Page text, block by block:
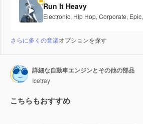
Run It Heavy
Electronic, Hip Hop, Corporate, Epic,
さらに多くの音楽オプションを探す
詳細な自動車エンジンとその他の部品
Icetray
こちらもおすすめ